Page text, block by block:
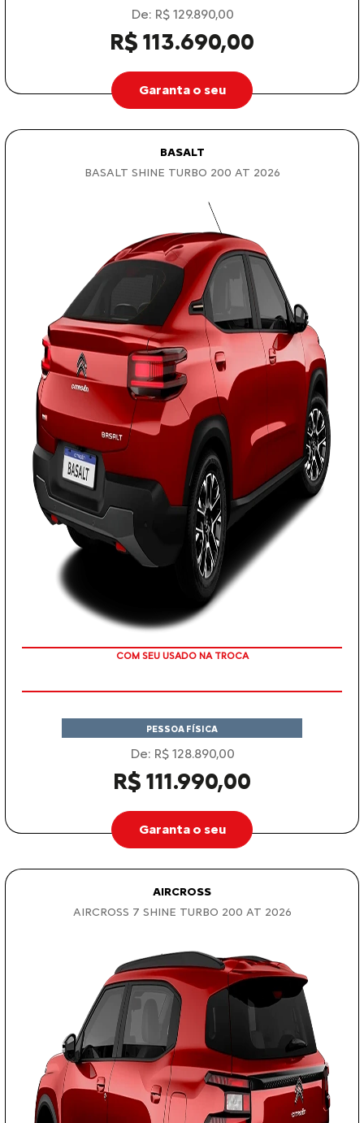
De: R$ 129.890,00
R$ 113.690,00
Garanta o seu
BASALT
BASALT SHINE TURBO 200 AT 2026
TAXA ZERO
PESSOA FÍSICA
De: R$ 128.890,00
R$ 111.990,00
Garanta o seu
AIRCROSS
AIRCROSS 7 SHINE TURBO 200 AT 2026